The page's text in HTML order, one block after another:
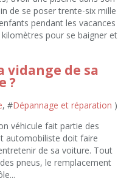
de se poser trente-six mille
pendant les vacances
pour se baigner et
vidange de sa
?
, #Dépannage et réparation )
véhicule fait partie des
automobiliste doit faire
de sa voiture. Tout
pneus, le remplacement